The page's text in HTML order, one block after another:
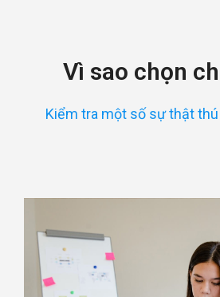
Vì sao chọn
Kiểm tra một số sự thật